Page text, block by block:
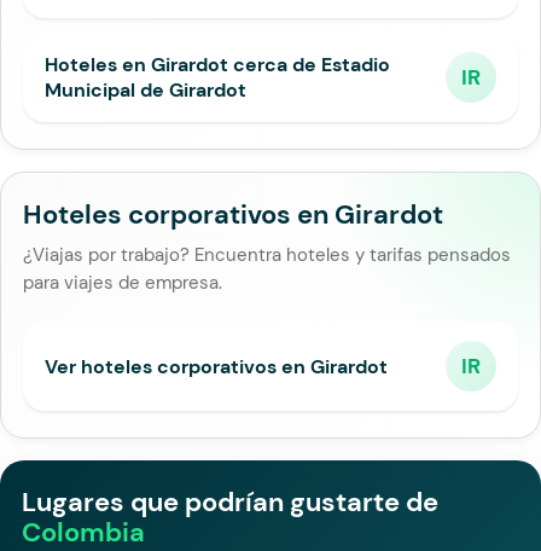
Hoteles en Girardot cerca de Estadio
Municipal de Girardot
IR
Hoteles corporativos en Girardot
¿Viajas por trabajo? Encuentra hoteles y tarifas pensados
para viajes de empresa.
Ver hoteles corporativos en Girardot IR
Lugares que podrían gustarte de
Colombia